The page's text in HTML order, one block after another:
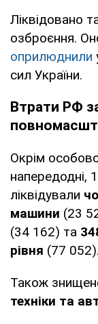
Ліквідовано
озброєння.
оприлюднили
сил України.
Втрати РФ
Окрім
напередодні,
ліквідували
машини (23
(34 162) та
рівня (77 052).
Також
техніки та